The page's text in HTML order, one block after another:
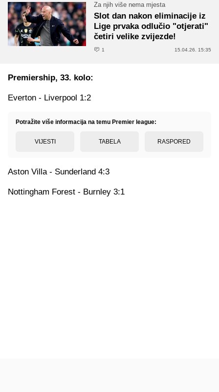
Za njih više nema mjesta
Slot dan nakon eliminacije iz
Lige prvaka odlučio "otjerati"
četiri velike zvijezde!
1 15.04.26. 15:35
Premiership, 33. kolo:
Everton - Liverpool 1:2
Potražite više informacija na temu Premier league:
VIJESTI TABELA RASPORED
Aston Villa - Sunderland 4:3
Nottingham Forest - Burnley 3:1